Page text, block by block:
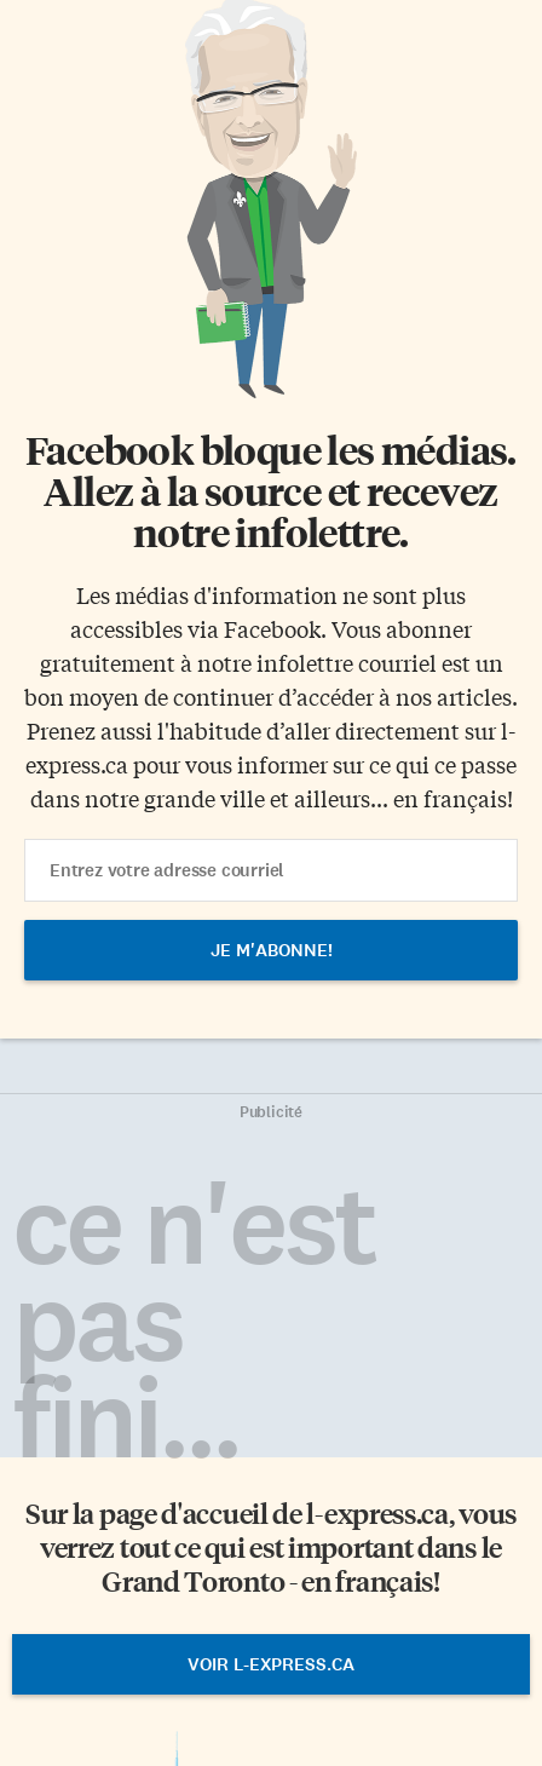
Facebook bloque les médias.
Allez à la source et recevez
notre infolettre.
Les médias d'information ne sont plus
accessibles via Facebook. Vous abonner
gratuitement à notre infolettre courriel est un
bon moyen de continuer d’accéder à nos articles.
Prenez aussi l'habitude d’aller directement sur l-
express.ca pour vous informer sur ce qui ce passe
dans notre grande ville et ailleurs... en français!
Address
Publicité
ce n'est
pas
fini...
Sur la page d'accueil del-express.ca, vous
verrez tout ce qui est important dans le
Grand Toronto - en français!
VOIR L-EXPRESS.CA